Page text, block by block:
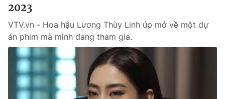
2023
VTV.vn - Hoa hậu Lương Thùy Linh úp mở về một dự
án phim mà mình đang tham gia.